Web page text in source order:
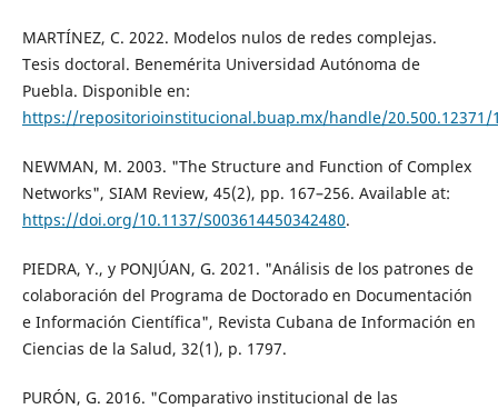
MARTÍNEZ, C. 2022. Modelos nulos de redes complejas.
Tesis doctoral. Benemérita Universidad Autónoma de
Puebla. Disponible en:
https://repositorioinstitucional.buap.mx/handle/20.500.12371/
NEWMAN, M. 2003. "The Structure and Function of Complex
Networks", SIAM Review, 45(2), pp. 167–256. Available at:
https://doi.org/10.1137/S003614450342480.
PIEDRA, Y., y PONJÚAN, G. 2021. "Análisis de los patrones de
colaboración del Programa de Doctorado en Documentación
e Información Científica", Revista Cubana de Información en
Ciencias de la Salud, 32(1), p. 1797.
PURÓN, G. 2016. "Comparativo institucional de las